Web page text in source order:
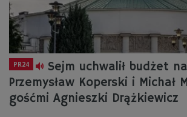
PR24
Sejm uchwalił budżet
Przemysław Koperski i Michał
gośćmi Agnieszki Drążkiewicz